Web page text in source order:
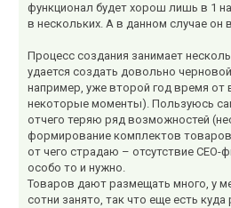
функционал будет хорош лишь в 1
в нескольких. А в данном случае он
Процесс создания занимает
удается создать довольно
например, уже второй год время
некоторые моменты). Пользуюсь
отчего теряю ряд возможностей
формирование комплектов
от чего страдаю – отсутствие СЕО-
особо то и нужно.
Товаров дают размещать много, у
сотни занято, так что еще есть